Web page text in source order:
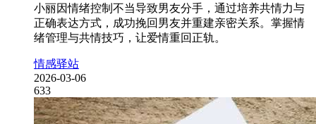
小丽因情绪控制不当导致男友分手，通过培养共情力与
正确表达方式，成功挽回男友并重建亲密关系。掌握情
绪管理与共情技巧，让爱情重回正轨。
情感驿站
2026-03-06
633